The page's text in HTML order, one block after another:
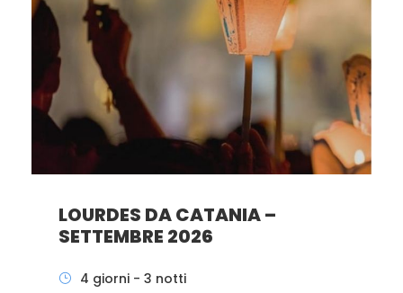
LOURDES DA CATANIA –
SETTEMBRE 2026
4 giorni - 3 notti